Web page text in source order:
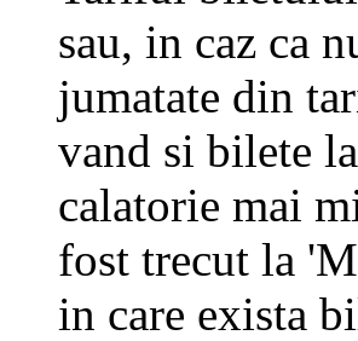
sau, in caz ca
jumatate din
vand si bilete
calatorie mai
fost trecut la
in care exista